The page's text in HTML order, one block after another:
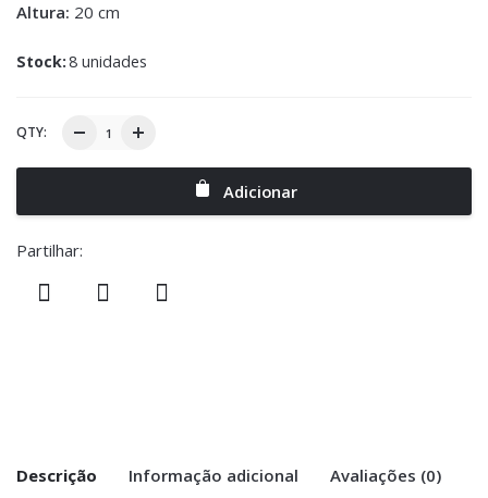
Altura: 20 cm
Stock:8 unidades
QTY:
Adicionar
Partilhar:
Descrição Informação adicional Avaliações (0)